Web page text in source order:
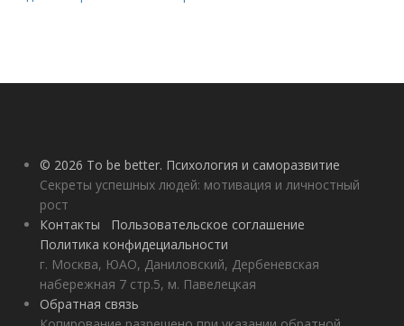
© 2026 To be better. Психология и саморазвитие
Секреты успешных людей: мотивация и личностный
рост
Контакты
Пользовательское соглашение
Политика конфидециальности
г. Москва, ЮАО, Даниловский, Дербеневская
набережная 7 стр.5, м. Павелецкая
Обратная связь